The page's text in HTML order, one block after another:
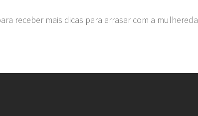
receber mais dicas para arrasar com a mulhereda